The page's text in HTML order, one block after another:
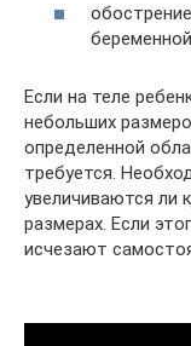
Если на теле
небольших
определенной
требуется.
увеличиваются ли
размерах. Если
исчезают